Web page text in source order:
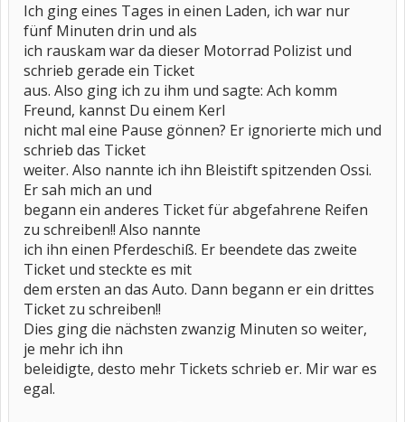
Ich ging eines Tages in einen Laden, ich war nur
fünf Minuten drin und als
ich rauskam war da dieser Motorrad Polizist und
schrieb gerade ein Ticket
aus. Also ging ich zu ihm und sagte: Ach komm
Freund, kannst Du einem Kerl
nicht mal eine Pause gönnen? Er ignorierte mich und
schrieb das Ticket
weiter. Also nannte ich ihn Bleistift spitzenden Ossi.
Er sah mich an und
begann ein anderes Ticket für abgefahrene Reifen
zu schreiben!! Also nannte
ich ihn einen Pferdeschiß. Er beendete das zweite
Ticket und steckte es mit
dem ersten an das Auto. Dann begann er ein drittes
Ticket zu schreiben!!
Dies ging die nächsten zwanzig Minuten so weiter,
je mehr ich ihn
beleidigte, desto mehr Tickets schrieb er. Mir war es
egal.